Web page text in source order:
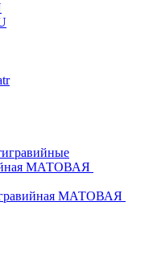
МАТОВАЯ
МАТОВАЯ